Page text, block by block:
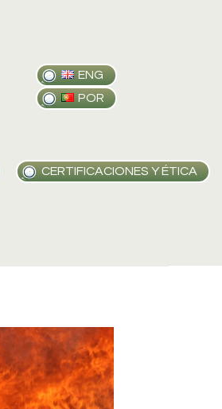
ENG
POR
CERTIFICACIONES Y ÉTICA